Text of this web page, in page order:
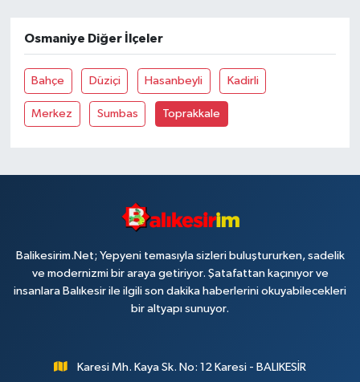
Osmaniye Diğer İlçeler
Bahçe Düziçi Hasanbeyli Kadirli
Merkez Sumbas Toprakkale
Balikesirim.Net; Yepyeni temasıyla sizleri buluştururken, sadelik
ve modernizmi bir araya getiriyor. Şatafattan kaçınıyor ve
insanlara Balıkesir ile ilgili son dakika haberlerini okuyabilecekleri
bir altyapı sunuyor.
Karesi Mh. Kaya Sk. No: 12 Karesi - BALIKESİR